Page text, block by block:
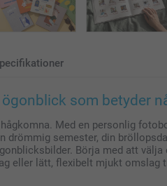
som betyder
Med en personlig
drömmig semester, din
Börja med att
eller lätt, flexibelt mjukt omslag